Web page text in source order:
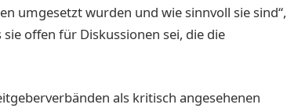
umgesetzt wurden und wie sinnvoll sie sind“,
offen für Diskussionen sei, die die
als kritisch angesehenen